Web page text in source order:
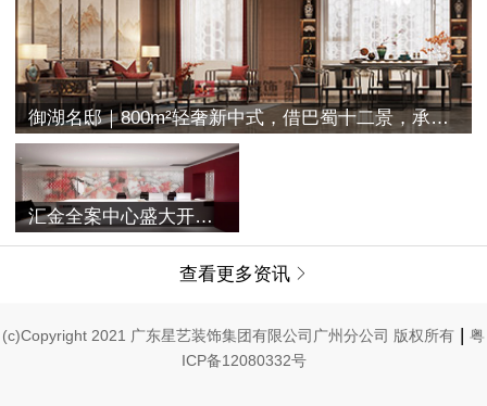
御湖名邸｜800m²轻奢新中式，借巴蜀十二景，承古典之空灵
汇金全案中心盛大开业 | 融合过往与未来，唤醒家的美学记忆
查看更多资讯 
(c)Copyright 2021 广东星艺装饰集团有限公司广州分公司 版权所有 | 粤
ICP备12080332号